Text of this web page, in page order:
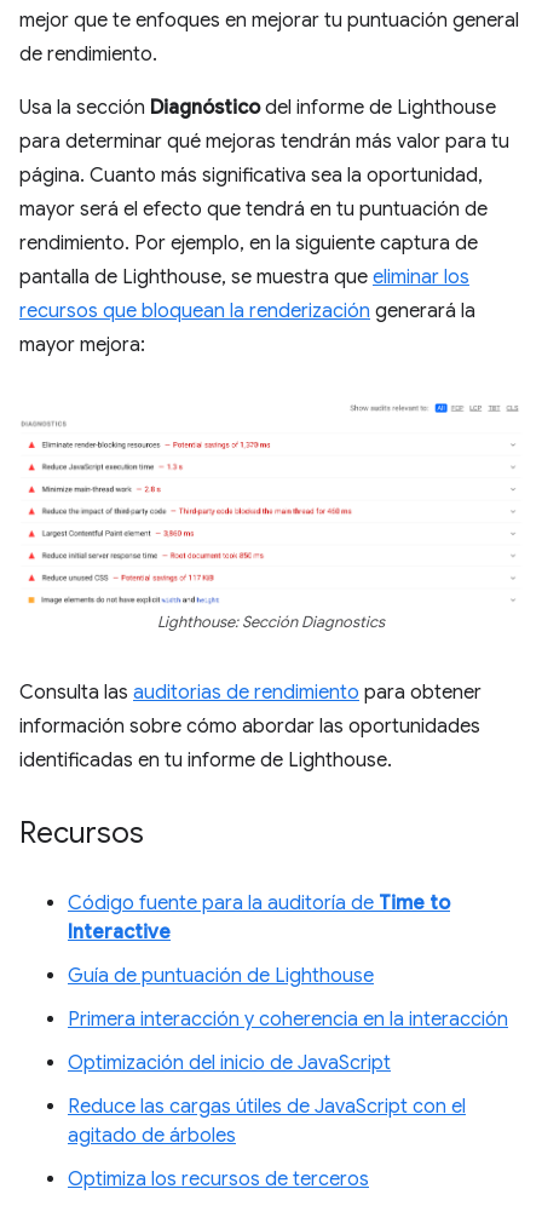
mejor que te enfoques en mejorar tu puntuación general
de rendimiento.
Usa la sección Diagnósticodel informe de Lighthouse
para determinar qué mejoras tendrán más valor para tu
página. Cuanto más significativa sea la oportunidad,
mayor será el efecto que tendrá en tu puntuación de
rendimiento. Por ejemplo, en la siguiente captura de
pantalla de Lighthouse, se muestra que eliminar los
recursos que bloquean la renderización generará la
mayor mejora:
Lighthouse: Sección Diagnostics
Consulta las auditorias de rendimiento para obtener
información sobre cómo abordar las oportunidades
identificadas en tu informe de Lighthouse.
Recursos
Código fuente para la auditoría de Time to
Interactive
Guía de puntuación de Lighthouse
Primera interacción y coherencia en la interacción
Optimización del inicio de JavaScript
Reduce las cargas útiles de JavaScript con el
agitado de árboles
Optimiza los recursos de terceros